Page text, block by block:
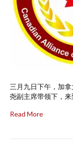
三月九日下午，加
尧副主席带领下，
Read More